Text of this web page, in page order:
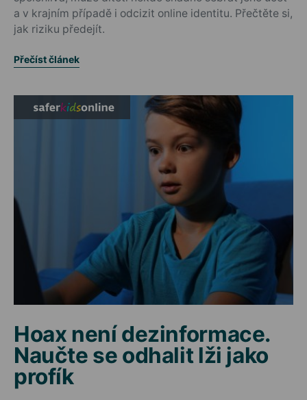
a v krajním případě i odcizit online identitu. Přečtěte si,
jak riziku předejít.
Přečíst článek
Hoax není dezinformace.
Naučte se odhalit lži jako
profík